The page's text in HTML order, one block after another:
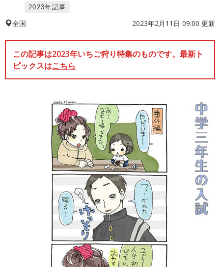
2023年記事
全国 2023年2月11日 09:00 更新
この記事は2023年いちご狩り特集のものです。最新ト
ピックスはこちら